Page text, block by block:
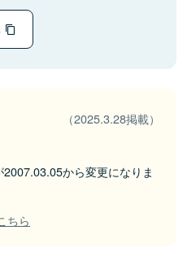
（2025.3.28掲載）
から変更になりま
ちら